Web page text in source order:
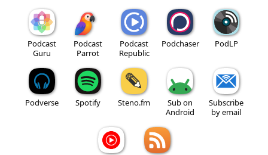
Podcast
Guru
Podcast
Parrot
Podcast
Republic
Podchaser PodLP
Podverse Spotify Steno.fm
Sub on
Android
Subscribe
by email